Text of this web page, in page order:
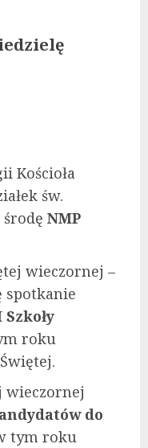
Kościoła
św.
środę NMP
wieczornej –
spotkanie
roku
wieczornej
do
tym roku